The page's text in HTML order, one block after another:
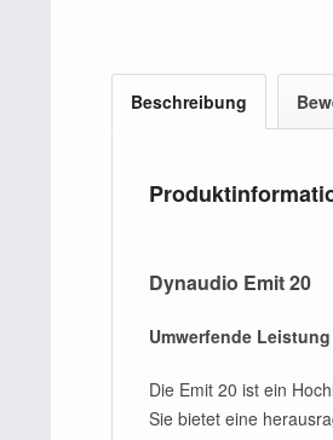
Beschreibung
Dynaudio Emit 20
Umwerfende
Die Emit 20 ist ein
Sie bietet eine